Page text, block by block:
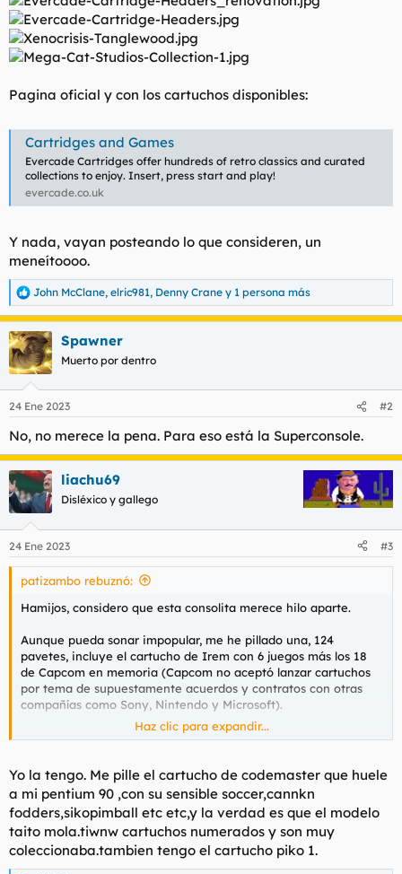
Pagina oficial y con los cartuchos disponibles:
Cartridges and Games
Evercade Cartridges offer hundreds of retro classics and curated
collections to enjoy. Insert, press start and play!
evercade.co.uk
Y nada, vayan posteando lo que consideren, un
meneítoooo.
R
e
a
c
c
i
e
:
John McClane, elric981, Denny Crane y 1 persona más
Spawner
Muerto por dentro
24 Ene 2023 #2
No, no merece la pena. Para eso está la Superconsole.
liachu69
Disléxico y gallego
24 Ene 2023 #3
patizambo rebuznó:
Hamijos, considero que esta consolita merece hilo aparte.
Aunque pueda sonar impopular, me he pillado una, 124
pavetes, incluye el cartucho de Irem con 6 juegos más los 18
de Capcom en memoria (Capcom no aceptó lanzar cartuchos
por tema de supuestamente acuerdos y contratos con otras
compañías como Sony, Nintendo y Microsoft).
Para obtener información más detallada, consulte nuestra
página de cookies.
Aceptar cookies de terceros
Haz clic para expandir...
Yo la tengo. Me pille el cartucho de codemaster que huele
a mi pentium 90 ,con su sensible soccer,cannkn
fodders,sikopimball etc etc,y la verdad es que el modelo
taito mola.tiwnw cartuchos numerados y son muy
coleccionaba.tambien tengo el cartucho piko 1.